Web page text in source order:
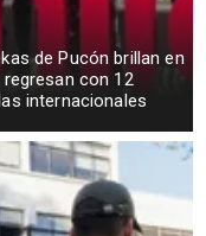
de Pucón brillan en
regresan con 12
internacionales